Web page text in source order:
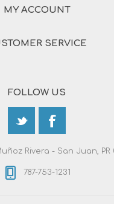
MY ACCOUNT
SERVICE
FOLLOW US
Rivera - San Juan, PR
787-753-1231